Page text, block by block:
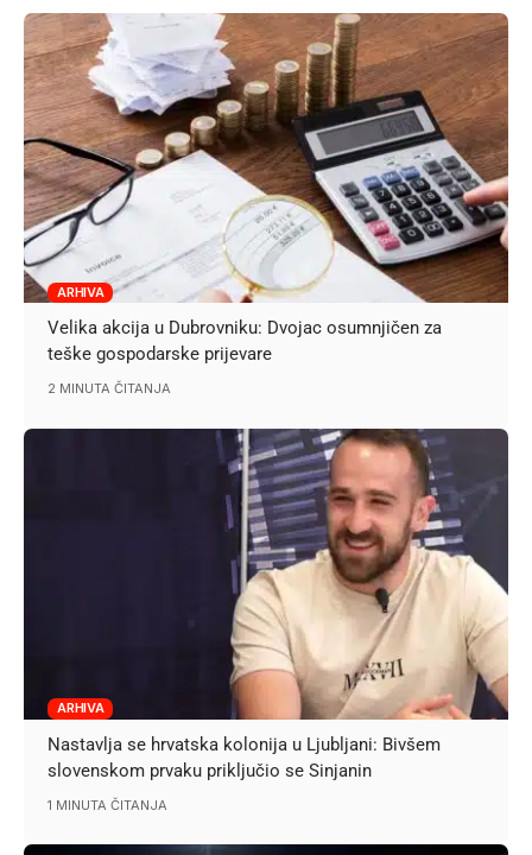
ARHIVA
Velika akcija u Dubrovniku: Dvojac osumnjičen za
teške gospodarske prijevare
2 MINUTA ČITANJA
ARHIVA
Nastavlja se hrvatska kolonija u Ljubljani: Bivšem
slovenskom prvaku priključio se Sinjanin
1 MINUTA ČITANJA